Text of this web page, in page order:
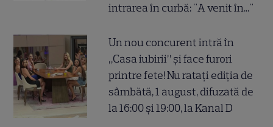
intrarea în curbă: "A venit în..."
Un nou concurent intră în
„Casa iubirii” și face furori
printre fete! Nu ratați ediția de
sâmbătă, 1 august, difuzată de
la 16:00 și 19:00, la Kanal D